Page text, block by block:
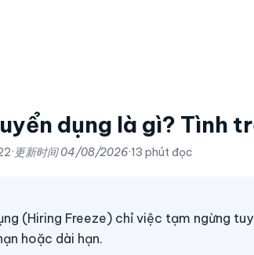
dụng là gì? Tình
· 更新时间04/08/2026·13 phút đọc
(Hiring Freeze) chỉ việc tạm ngừng
hoặc dài hạn.